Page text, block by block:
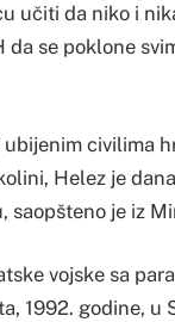
učiti da niko i
se poklone
civilima
Helez je
saopšteno je iz
vojske sa
1992. godine,